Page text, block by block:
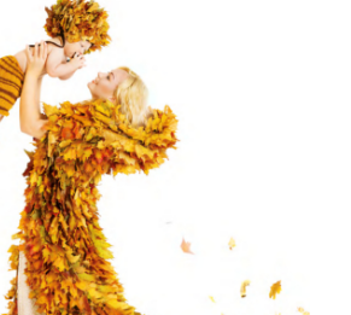
ΤΕΥΧΟΣ #8